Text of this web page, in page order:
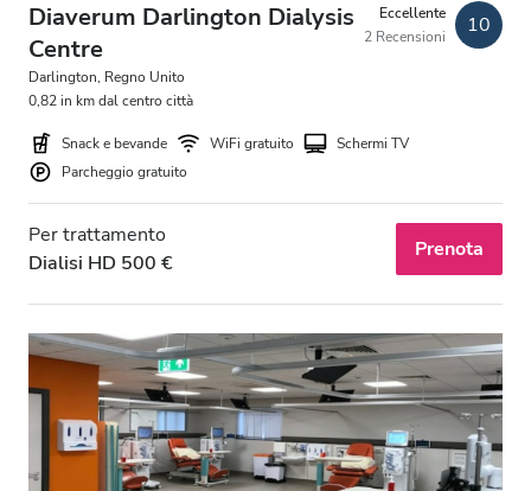
Diaverum Darlington Dialysis
Centre
Darlington, Regno Unito
0,82 in km dal centro città
Eccellente
2 Recensioni
10
Snack e bevande WiFi gratuito
Schermi TV
Parcheggio gratuito
Per trattamento
Dialisi HD 500 €
Prenota